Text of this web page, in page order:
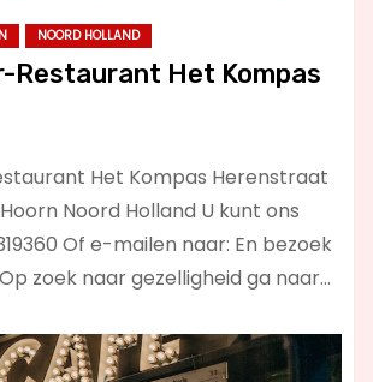
NOORD HOLLAND
Restaurant Het Kompas
Het Kompas Herenstraat
Hoorn Noord Holland U kunt ons
Of e-mailen naar: En bezoek
zoek naar gezelligheid ga naar…